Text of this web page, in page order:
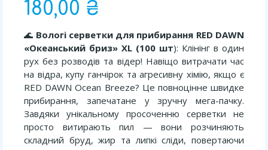
180,00 ₴
🌊 Вологі серветки для прибирання RED DAWN
«Океанський бриз» XL (100 шт): Клінінг в один
рух без розводів та відер! Навіщо витрачати час
на відра, купу ганчірок та агресивну хімію, якщо є
RED DAWN Ocean Breeze? Це повноцінне швидке
прибирання, запечатане у зручну мега-пачку.
Завдяки унікальному просоченню серветки не
просто витирають пил — вони розчиняють
складний бруд, жир та липкі сліди, повертаючи